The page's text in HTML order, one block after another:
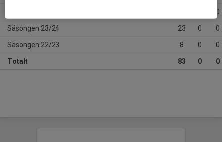
0
Säsongen 23/24 23 0 0
Säsongen 22/23 8 0 0
Totalt 83 0 0